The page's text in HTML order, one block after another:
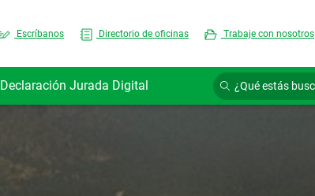
Escríbanos Directorio de oficinas Trabaje con nosotros
Declaración Jurada Digital